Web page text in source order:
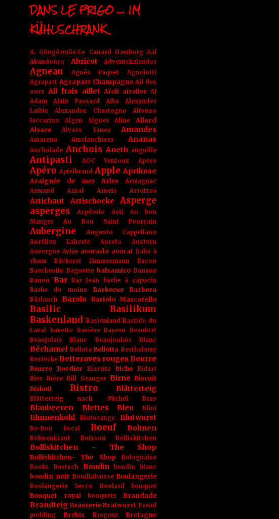
DANS LE FRIGO .... IM
KÜHLSCHRANK
A. Güngörmüs-Le Canard Hamburg Aal
Abandonce
Abricot Adventskalender
Agneau Agnès Paquet
Agnolotti
Agrapart Agrapart Champagne Ail des
ours Ail frais aillet Aïoli airelles AJ
Adam
Alain Passard Alba
Alexander
Laible
Alexandre Chartogne
Alfonso
Iaccarino
Algen Algues Aline
Allard
Alsace
Alvaro Yanez Amandes
Amarena Amelanchiers Ananas
Anchoïade Anchois Aneth anguille
Antipasti AOC Ventoux Apero
Apéro Apfelbrand Apple Aprikose
Araignée de mer Arles
Armagnac
Armand Arnal
Arneis Arretxea
Artichaut Artischocke
Asperge
asperges
Aspérule Asti
Au bon
Manger
Au Bon Saint Pourçain
Aubergine
Augusto Cappellano
Aurélien Laherte
Aureto
Austern
Auvergne Avize avocado avocat Baba à
rhum
Bäckerei Zimmermann
Bacon
Baeckeoffe Baguette balsamico Banane
Banon Bar Bar Jean
barbe à capucin
Barbe de moine
Barbecue Barbera
Bärlauch Barolo Bartolo Mascarello
Basilic
Basilikum
Baskenland Baslenland Bastide du
Laval
bavette Bavière Bayern Beaufort
Beaujolais Blanc
Beaujoulais Blanc
Béchamel Bellota Bellotta Berthelemy
Bestecke Betteraves rouges Beurre
Beurre Bordier Biarritz biche
Bidart
Bier Bière Bill Granger Birne
Biscuit
Biskuit
Bistro Blätterteig
Blätterteig nach Michel Bras
Blaubeeren Blettes Bleu Blini
Blumenkohl Blutorange Blutwurst
Bo-Bun bocal Boeuf Bohnen
Bohnenkraut Boisson Bolliskitchen
Bolliskitchen - The Shop
Bolliskitchen- The Shop
Bolognaise
Books
Bortsch Boudin boudin blanc
boudin noir Bouillabaisse Boulangerie
Boulangerie Secco Boulard bouquet
Bouquet royal bouquets Brandade
Brandteig Brasserie Bratwurst Bread
pudding
Brebis Bregenz Bretagne